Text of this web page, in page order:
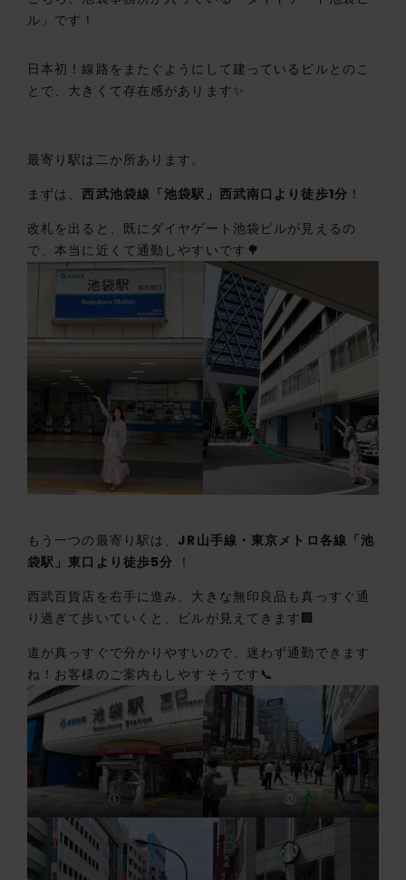
ル」です！
日本初！線路をまたぐようにして建っているビルとのこ
とで、大きくて存在感があります✨
最寄り駅は二か所あります。
まずは、西武池袋線「池袋駅」西武南口より徒歩1分 ！
改札を出ると、既にダイヤゲート池袋ビルが見えるの
で、本当に近くて通勤しやすいです🌳
もう一つの最寄り駅は、 JR山手線・東京メトロ各線「池
袋駅」東口より徒歩5分 ！
西武百貨店を右手に進み、大きな無印良品も真っすぐ通
り過ぎて歩いていくと、ビルが見えてきます🏢
道が真っすぐで分かりやすいので、迷わず通勤できます
ね！お客様のご案内もしやすそうです📞
① ②